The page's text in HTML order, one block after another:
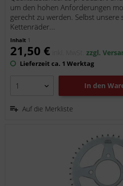
um den hohen Anforderungen
gerecht zu werden. Selbst unsere
Kettenräder...
Inhalt 1
21,50 € inkl. MwSt.zzgl.
Lieferzeit ca. 1 Werktag
In den
Auf die Merkliste